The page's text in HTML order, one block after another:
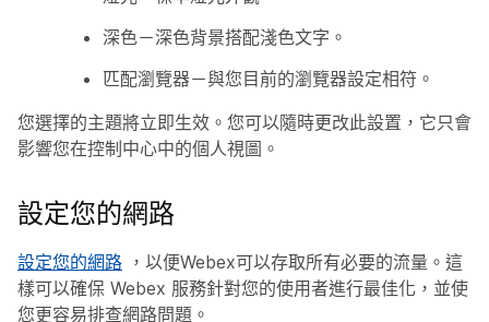
深色－深色背景搭配淺色文字。
匹配瀏覽器－與您目前的瀏覽器設定相符。
您選擇的主題將立即生效。您可以隨時更改此設置，它只會
影響您在控制中心中的個人視圖。
設定您的網路
設定您的網路 ，以便Webex可以存取所有必要的流量。這
樣可以確保 Webex 服務針對您的使用者進行最佳化，並使
您更容易排查網路問題。